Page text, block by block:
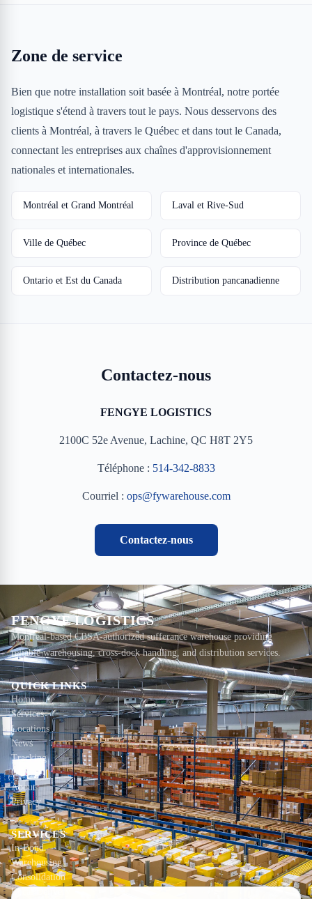
Zone de service
Bien que notre installation soit basée à Montréal, notre portée
logistique s'étend à travers tout le pays. Nous desservons des
clients à Montréal, à travers le Québec et dans tout le Canada,
connectant les entreprises aux chaînes d'approvisionnement
nationales et internationales.
Montréal et Grand Montréal Laval et Rive-Sud
Ville de Québec Province de Québec
Ontario et Est du Canada Distribution pancanadienne
Contactez-nous
FENGYE LOGISTICS
2100C 52e Avenue, Lachine, QC H8T 2Y5
Téléphone : 514-342-8833
Courriel : ops@fywarehouse.com
Contactez-nous
FENGYE LOGISTICS
Montreal-based CBSA-authorized sufferance warehouse providing
reliable warehousing, cross-dock handling, and distribution services.
QUICK LINKS
Home
Services
Locations
News
Tracking
Contact
About
Privacy
SERVICES
In-Bond
Warehousing
Consolidation
Local Delivery